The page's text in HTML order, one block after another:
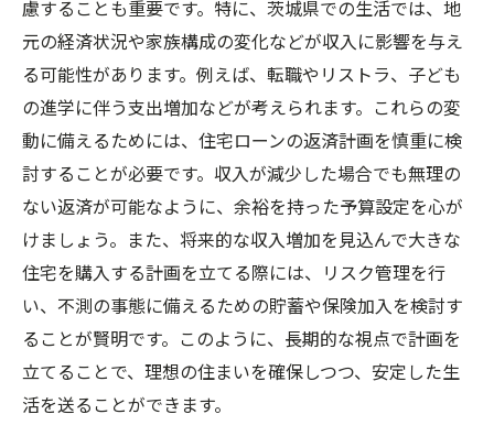
慮することも重要です。特に、茨城県での生活では、地
元の経済状況や家族構成の変化などが収入に影響を与え
る可能性があります。例えば、転職やリストラ、子ども
の進学に伴う支出増加などが考えられます。これらの変
動に備えるためには、住宅ローンの返済計画を慎重に検
討することが必要です。収入が減少した場合でも無理の
ない返済が可能なように、余裕を持った予算設定を心が
けましょう。また、将来的な収入増加を見込んで大きな
住宅を購入する計画を立てる際には、リスク管理を行
い、不測の事態に備えるための貯蓄や保険加入を検討す
ることが賢明です。このように、長期的な視点で計画を
立てることで、理想の住まいを確保しつつ、安定した生
活を送ることができます。